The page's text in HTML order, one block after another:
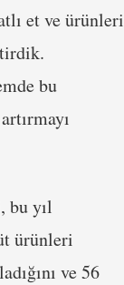
et ve ürünleri
bu
bu yıl
ürünleri
ve 56